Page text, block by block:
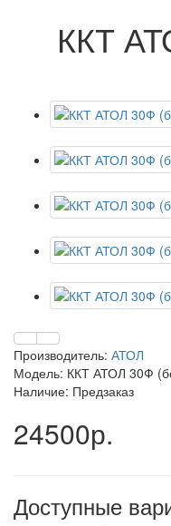
ККТ
Производитель: АТОЛ
Модель: ККТ АТОЛ 30Ф
Наличие: Предзаказ
24500р.
Доступные